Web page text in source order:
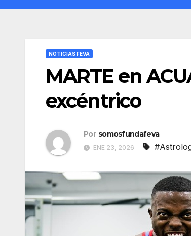
NOTICIAS FEVA
MARTE en
excéntrico
Por somosfundafeva
ENE 23, 2026